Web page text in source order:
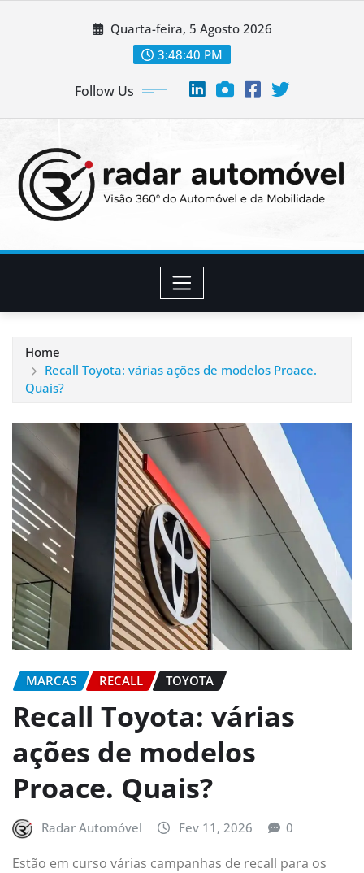
Quarta-feira, 5 Agosto 2026
3:48:41 PM
Follow Us
Home
Recall Toyota: várias ações de modelos Proace.
Quais?
MARCAS RECALL TOYOTA
Recall Toyota: várias
ações de modelos
Proace. Quais?
Radar Automóvel Fev 11, 2026 0
Estão em curso várias campanhas de recall para os